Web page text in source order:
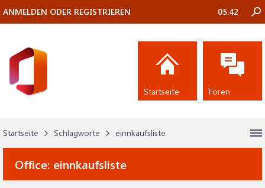
Startseite Schlagworte einnkaufsliste
Office: einnkaufsliste
ANMELDEN ODER REGISTRIEREN 05:42
Startseite Foren